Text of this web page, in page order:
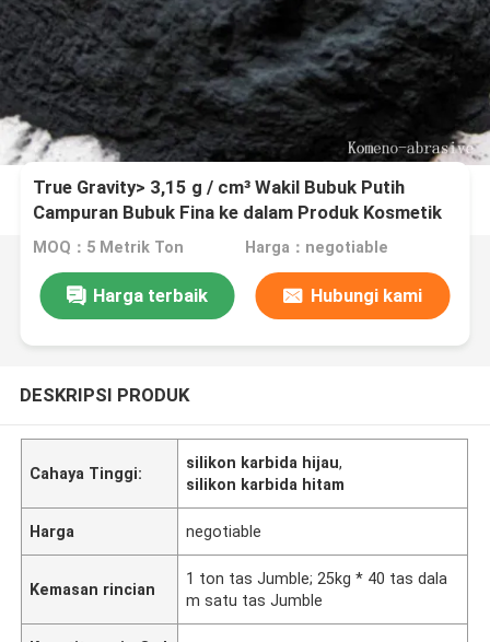
True Gravity> 3,15 g / cm³ Wakil Bubuk Putih
Campuran Bubuk Fina ke dalam Produk Kosmetik
MOQ：5 Metrik Ton Harga：negotiable
Harga terbaik Hubungi kami
DESKRIPSI PRODUK
Cahaya Tinggi:
silikon karbida hijau,
silikon karbida hitam
Harga negotiable
Kemasan rincian
1 ton tas Jumble; 25kg * 40 tas dala
m satu tas Jumble